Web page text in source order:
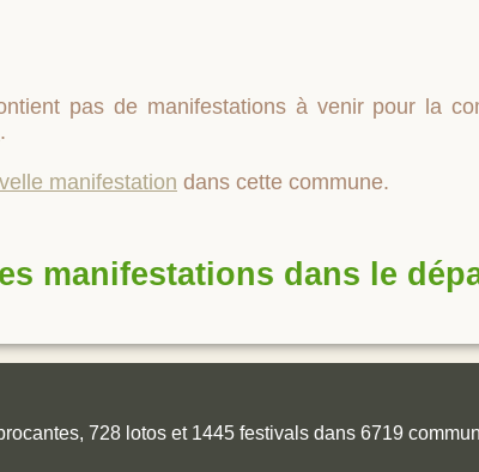
pas de manifestations à venir pour la
.
manifestation dans cette commune.
manifestations dans le
728 lotos et 1445 festivals dans 6719